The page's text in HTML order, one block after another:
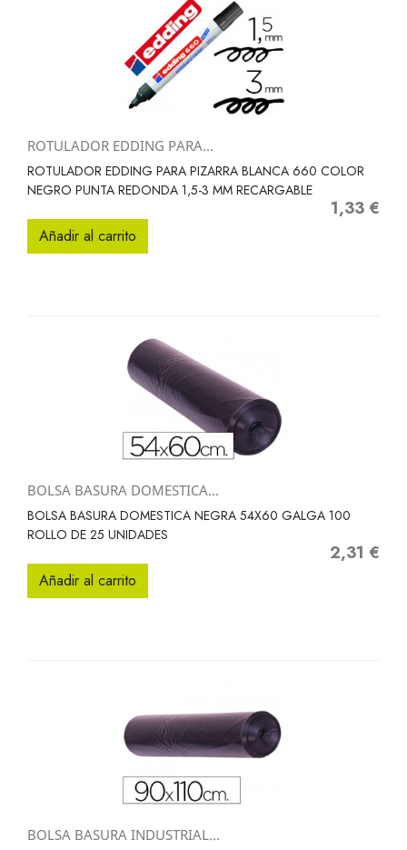
ROTULADOR EDDING PARA...
ROTULADOR EDDING PARA PIZARRA BLANCA 660 COLOR
NEGRO PUNTA REDONDA 1,5-3 MM RECARGABLE
Precio
1,33 €
Añadir al carrito
BOLSA BASURA DOMESTICA...
BOLSA BASURA DOMESTICA NEGRA 54X60 GALGA 100
ROLLO DE 25 UNIDADES
Precio
2,31 €
Añadir al carrito
BOLSA BASURA INDUSTRIAL...